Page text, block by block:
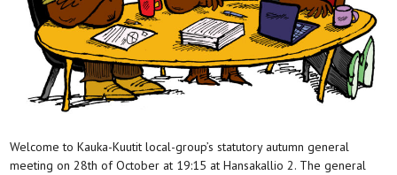
Welcome to Kauka-Kuutit local-group’s statutory autumn general
meeting on 28th of October at 19:15 at Hansakallio 2. The general